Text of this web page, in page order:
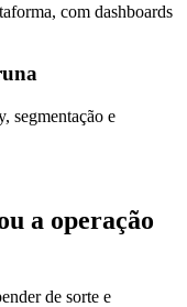
com dashboards
segmentação e
a operação
de sorte e